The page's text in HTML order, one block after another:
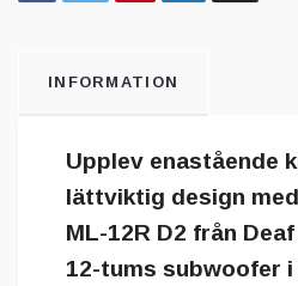
INFORMATION
Upplev enastående
lättviktig design
ML-12R D2 från
12-tums subwoofer